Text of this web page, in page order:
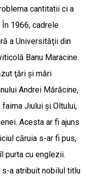
cantitatii ci a
1966, cadrele
a Universităţii din
Banu Maracine.
ţări şi mări
Andrei Mărăcine,
faima Jiului şi Oltului,
Acesta ar fi ajuns
căruia s-ar fi pus,
purta cu englezii.
a atribuit nobilul titlu